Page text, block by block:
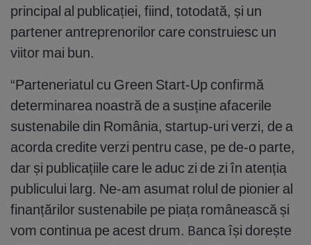
principal al publicației, fiind, totodată, și un
partener antreprenorilor care construiesc un
viitor mai bun.
“Parteneriatul cu Green Start-Up confirmă
determinarea noastră de a susține afacerile
sustenabile din România, startup-uri verzi, de a
acorda credite verzi pentru case, pe de-o parte,
dar și publicațiile care le aduc zi de zi în atenția
publicului larg. Ne-am asumat rolul de pionier al
finanțărilor sustenabile pe piața românească și
vom continua pe acest drum. Banca își dorește